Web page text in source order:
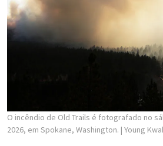
O incêndio de Old Trails é fotografado no
2026, em Spokane, Washington. | Young